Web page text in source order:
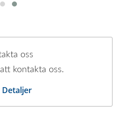
oss
kontakta oss.
Detaljer